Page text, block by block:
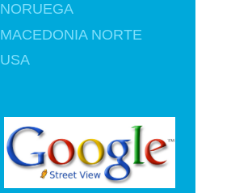
NORUEGA
MACEDONIA NORTE
USA